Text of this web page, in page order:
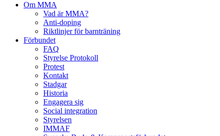
Om MMA
Vad är MMA?
Anti-doping
Riktlinjer för barnträning
Förbundet
FAQ
Styrelse Protokoll
Protest
Kontakt
Stadgar
Historia
Engagera sig
Social integration
Styrelsen
IMMAF